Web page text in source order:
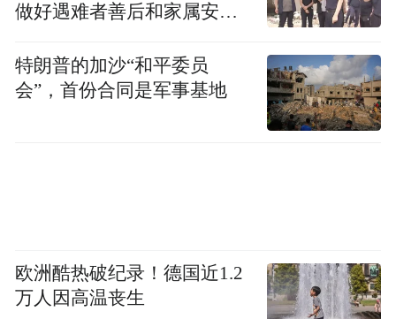
做好遇难者善后和家属安抚
特朗普的加沙“和平委员
会”，首份合同是军事基地
欧洲酷热破纪录！德国近1.2
万人因高温丧生